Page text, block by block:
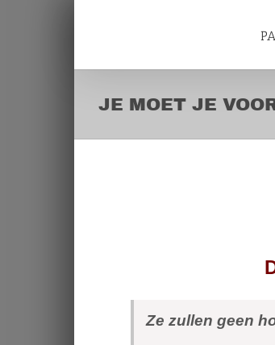
JE MOET JE
Ze zullen geen